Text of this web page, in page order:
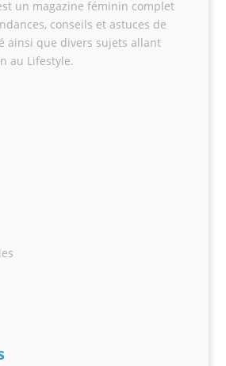
un magazine féminin complet
conseils et astuces de
ainsi que divers sujets allant
au Lifestyle.